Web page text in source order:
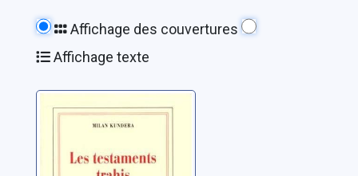
Affichage des couvertures
Affichage texte
Les testaments
trahis: essai
Kundera, Milan